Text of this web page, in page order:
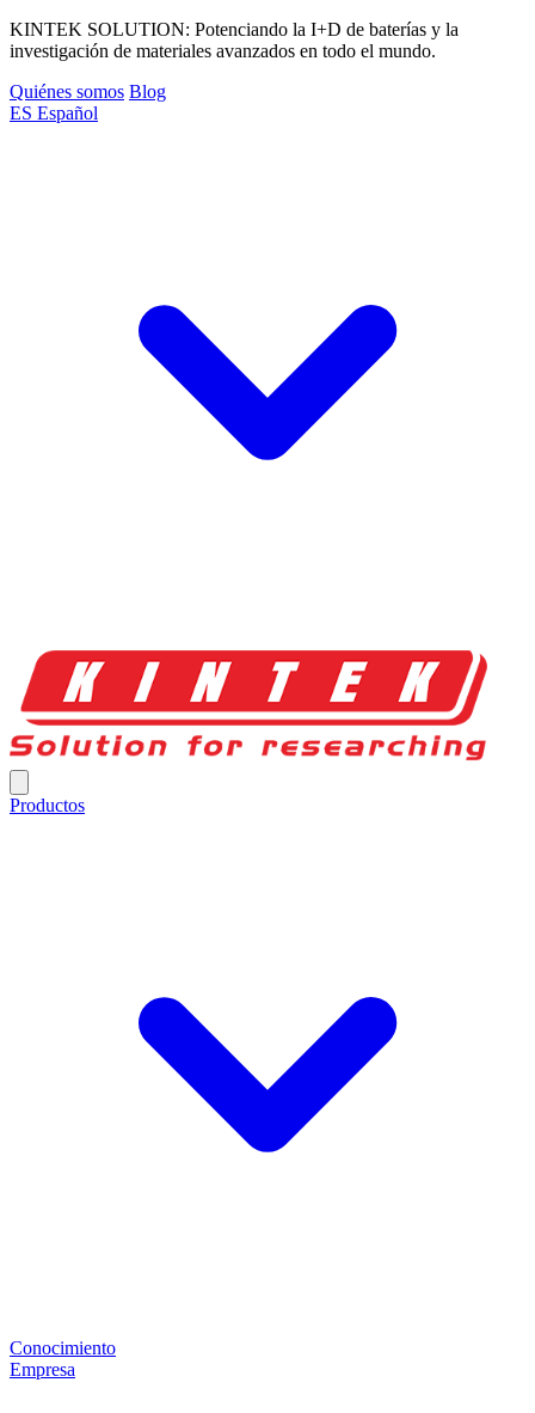
KINTEK SOLUTION: Potenciando la I+D de baterías y la
investigación de materiales avanzados en todo el mundo.
Quiénes somos Blog
ES Español
Productos
Conocimiento
Empresa